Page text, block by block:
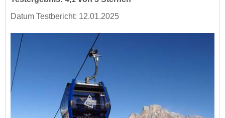
Datum Testbericht: 12.01.2025